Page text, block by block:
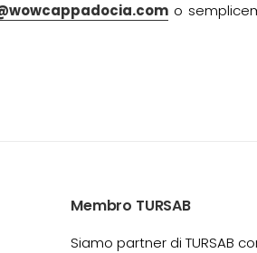
o
Membro TURSAB
Siamo partner di TURSAB